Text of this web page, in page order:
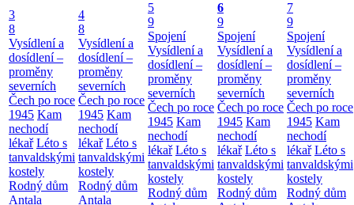
3
8
Vysídlení a
dosídlení –
proměny
severních
Čech po roce
1945 Kam
nechodí
lékař Léto s
tanvaldskými
kostely
Rodný dům
Antala
4
8
Vysídlení a
dosídlení –
proměny
severních
Čech po roce
1945 Kam
nechodí
lékař Léto s
tanvaldskými
kostely
Rodný dům
Antala
5
9
Spojení
Vysídlení a
dosídlení –
proměny
severních
Čech po roce
1945 Kam
nechodí
lékař Léto s
tanvaldskými
kostely
Rodný dům
6
9
Spojení
Vysídlení a
dosídlení –
proměny
severních
Čech po roce
1945 Kam
nechodí
lékař Léto s
tanvaldskými
kostely
Rodný dům
7
9
Spojení
Vysídlení a
dosídlení –
proměny
severních
Čech po roce
1945 Kam
nechodí
lékař Léto s
tanvaldskými
kostely
Rodný dům